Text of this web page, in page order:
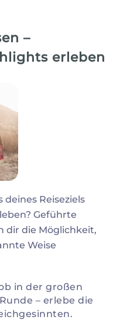
–
erleben
Reiseziels
Geführte
dir die Möglichkeit,
Weise
in der großen
– erlebe die